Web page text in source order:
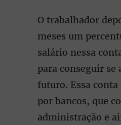
O trabalhador
meses um
salário nessa
para conseguir se
futuro. Essa
por bancos, que
administração e